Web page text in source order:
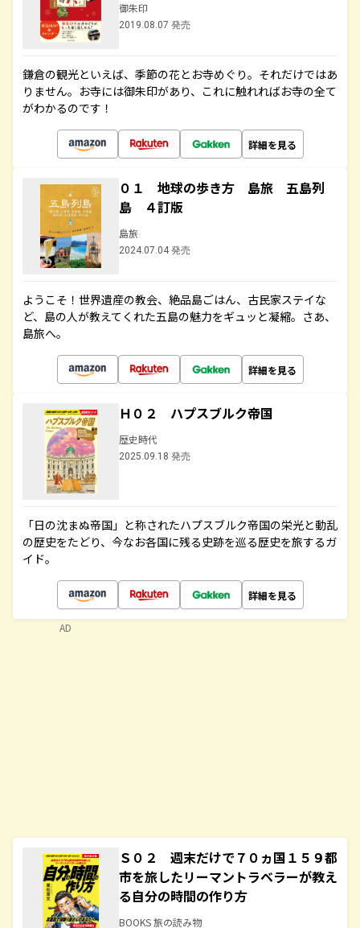
御朱印
2019.08.07 発売
鎌倉の観光といえば、季節の花とお寺めぐり。それだけではあ
りません。お寺には御朱印があり、これに触れればお寺の全て
がわかるのです！
詳細を見る
０１ 地球の歩き方 島旅 五島列
島 ４訂版
島旅
2024.07.04 発売
ようこそ！世界遺産の教会、絶品島ごはん、古民家ステイな
ど、島の人が教えてくれた五島の魅力をギュッと凝縮。さあ、
島旅へ。
詳細を見る
Ｈ０２ ハプスブルク帝国
歴史時代
2025.09.18 発売
「日の沈まぬ帝国」と称されたハプスブルク帝国の栄光と動乱
の歴史をたどり、今なお各国に残る史跡を巡る歴史を旅するガ
イド。
詳細を見る
Ｓ０２ 週末だけで７０ヵ国１５９都
市を旅したリーマントラベラーが教え
る自分の時間の作り方
BOOKS 旅の読み物
AD